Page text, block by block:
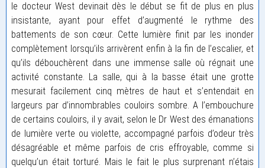
le docteur West devinait dès le début se fit de plus en plus
insistante, ayant pour effet d’augmenté le rythme des
battements de son cœur. Cette lumière finit par les inonder
complètement lorsqu’ils arrivèrent enfin à la fin de l’escalier, et
qu’ils débouchèrent dans une immense salle où régnait une
activité constante. La salle, qui à la basse était une grotte
mesurait facilement cinq mètres de haut et s’entendait en
largeurs par d’innombrables couloirs sombre. A l’embouchure
de certains couloirs, il y avait, selon le Dr West des émanations
de lumière verte ou violette, accompagné parfois d’odeur très
désagréable et même parfois de cris effroyable, comme si
quelqu’un était torturé. Mais le fait le plus surprenant n’étais